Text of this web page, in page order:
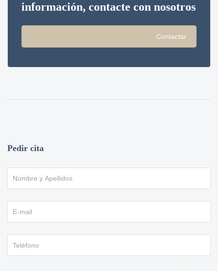
información, contacte con nosotros
Contactar
Pedir cita